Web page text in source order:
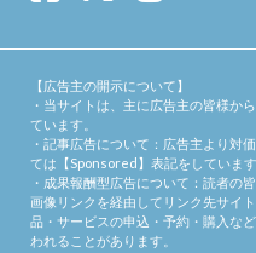
【広告主の開示について】
・当サイトは、主に広告主の皆様か
ています。
・記事広告について：広告主より対
ては【Sponsored】表記をしています
・成果報酬型広告について：読者の
画像リンクを経由してリンク先サイ
品・サービスの申込・予約・購入な
われることがあります。